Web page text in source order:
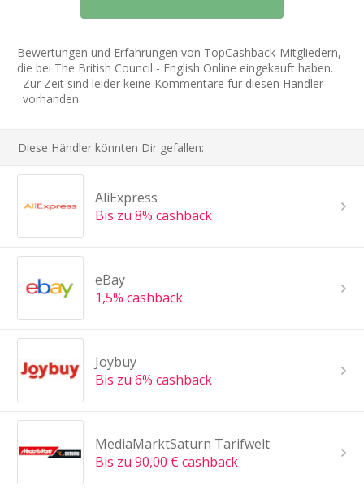
Bewertungen und Erfahrungen von TopCashback-Mitgliedern,
die bei The British Council - English Online eingekauft haben.
Zur Zeit sind leider keine Kommentare für diesen Händler
vorhanden.
Diese Händler könnten Dir gefallen:
AliExpress
Bis zu 8% cashback
eBay
1,5% cashback
Joybuy
Bis zu 6% cashback
MediaMarktSaturn Tarifwelt
Bis zu 90,00 € cashback